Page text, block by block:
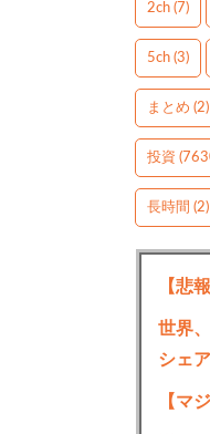
2ch (7)
5ch (3)
まとめ (2)
投資
長時間 (2)
【悲
世界
シェ
【マ